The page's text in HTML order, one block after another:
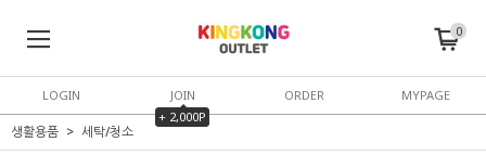
0
LOGIN
JOIN
+ 2,000P
ORDER MYPAGE
생활용품 세탁/청소